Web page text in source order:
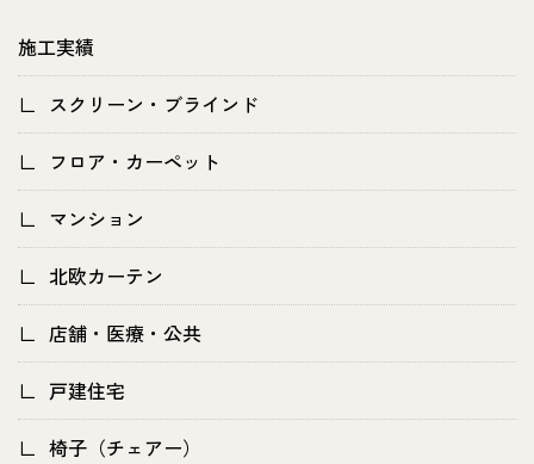
施工実績
スクリーン・ブラインド
フロア・カーペット
マンション
北欧カーテン
店舗・医療・公共
戸建住宅
椅子（チェアー）